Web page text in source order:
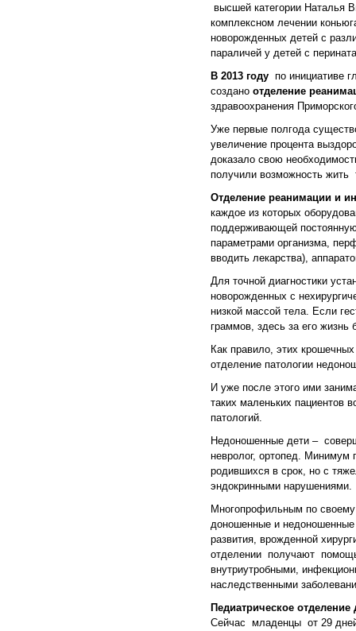
высшей категории Наталья
комплексном лечении
новорожденных детей с
параличей у детей с
В 2013 году по инициативе
создано отделение
здравоохранения
Уже первые полгода
увеличение процента
доказало свою
получили возможность жить
Отделение реанимации и
каждое из которых
поддерживающей
параметрами организма,
вводить лекарства),
Для точной диагностики
новорожденных с
низкой массой тела. Если
граммов, здесь за его жизнь
Как правило, этих
отделение патологии
И уже после этого ими
таких маленьких пациентов
патологий.
Недоношенные дети –
невролог, ортопед. Минимум
родившихся в срок, но с
эндокринными нарушениями.
Многопрофильным по
доношенные и недоношенные
развития, врожденной
отделении получают
внутриутробными,
наследственными
Педиатрическое отделение
Сейчас младенцы от 29 дней